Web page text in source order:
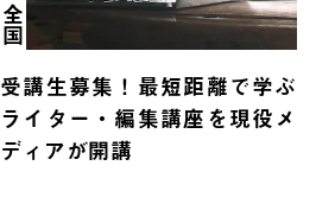
全国
受講生募集！最短距離で学ぶ
ライター・編集講座を現役メ
ディアが開講